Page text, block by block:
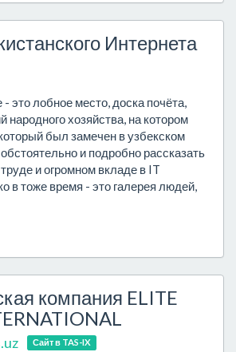
Интернета
это лобное место, доска почёта,
народного хозяйства, на котором
был замечен в узбекском
и подробно рассказать
и огромном вкладе в IT
в тоже время - это галерея людей,
компания ELITE
Сайт в TAS-IX